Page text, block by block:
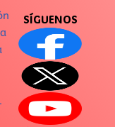
SÍGUENOS